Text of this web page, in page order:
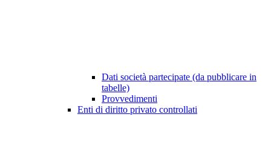
Dati società partecipate (da pubblicare in
tabelle)
Provvedimenti
Enti di diritto privato controllati